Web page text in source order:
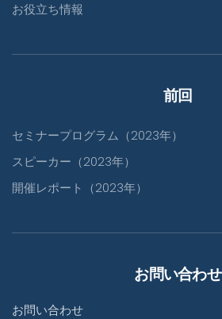
お役立ち情報
前回
セミナープログラム（2023年）
スピーカー（2023年）
開催レポート（2023年）
お問い合わせ
お問い合わせ